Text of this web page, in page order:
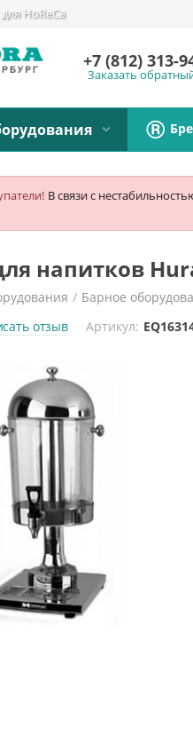
HoReCa
+7 (812) 313-
Заказать
В связи с
напитков
/ Барное
отзыв
Артикул: